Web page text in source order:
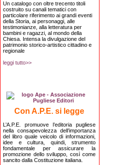
Un catalogo con oltre trecento titoli
costruito su canali tematici con
particolare riferimento ai grandi eventi
della Storia, ai personaggi, alle
testimonianze, alla letteratura per
bambini e ragazzi, al mondo della
Chiesa. Intensa la divulgazione del
patrimonio storico-artistico cittadino e
regionale
leggi tutto>>
Con A.P.E. si legge
L’A.P.E. promuove l’editoria pugliese
nella consapevolezza dell’importanza
del libro quale veicolo di informazioni,
idee e cultura, quindi, strumento
fondamentale per assicurare la
promozione dello sviluppo, così come
sancito dalla Costituzione italiana.